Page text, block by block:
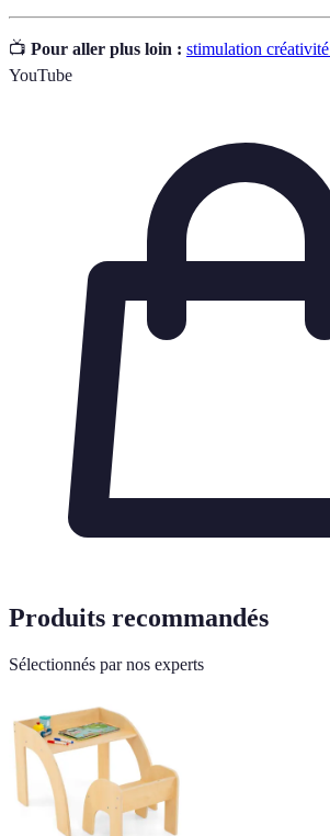
📺 Pour aller plus loin : stimulation
YouTube
Produits recommandés
Sélectionnés par nos experts